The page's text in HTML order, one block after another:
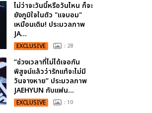
ไม่ว่าจะวันนี้หรือวันไหน ก็จะ
ยังภูมิใจในตัว "แจบอม"
เหมือนเดิม! ประมวลภาพ
JA...
EXCLUSIVE : 28
“ช่วงเวลาที่ไม่ได้เจอกัน
พิสูจน์แล้วว่ารักแท้จะไม่มี
วันจางหาย” ประมวลภาพ
JAEHYUN กับแฟน...
EXCLUSIVE : 10